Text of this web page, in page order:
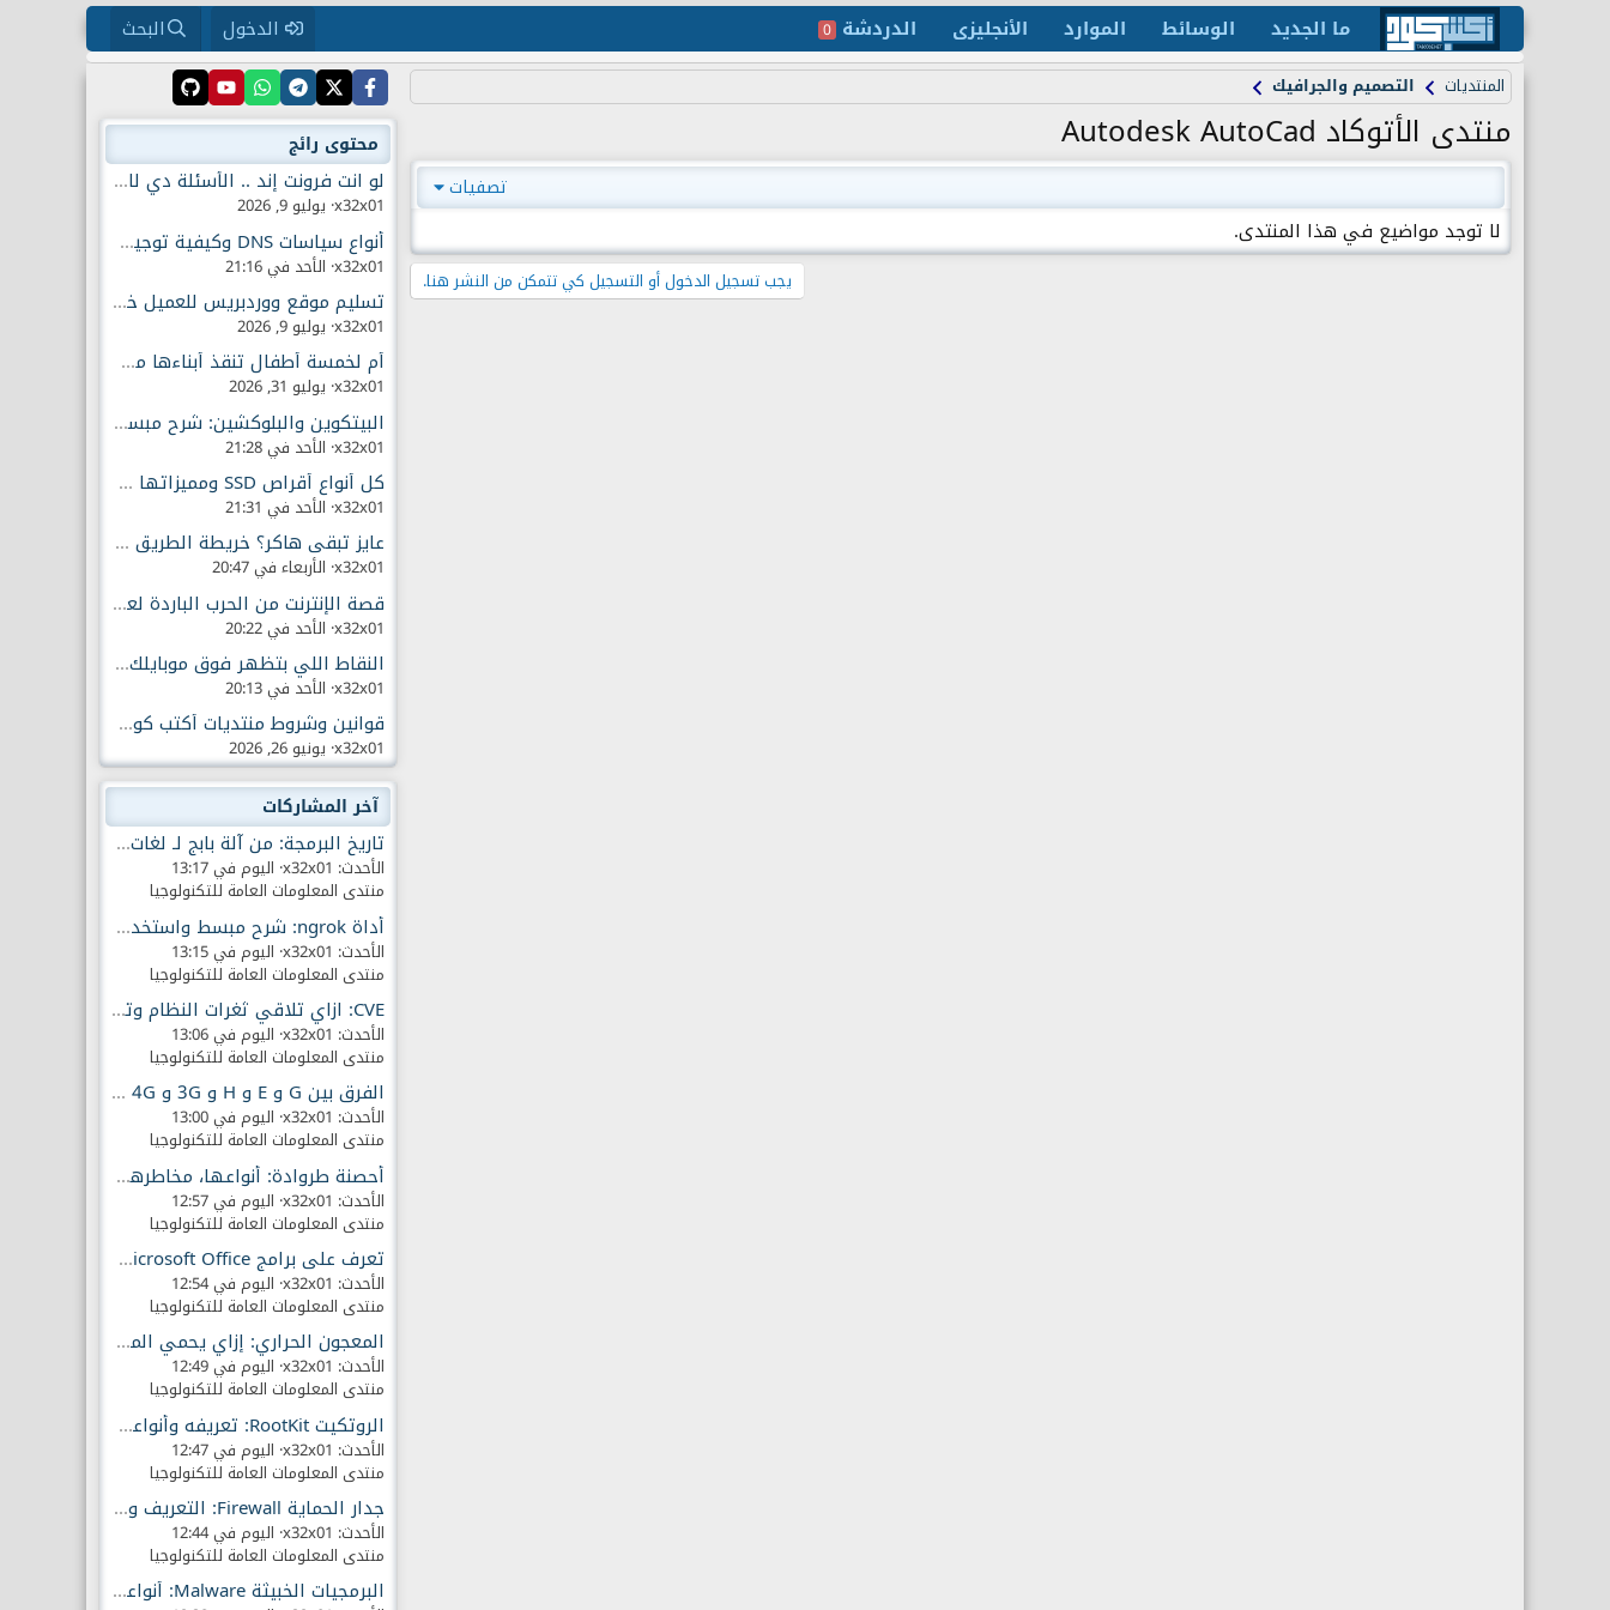
ما الجديد الوسائط الموارد الأنجليزى الدردشة 0 الدخول البحث
المنتديات التصميم والجرافيك
منتدى الأتوكاد Autodesk AutoCad
تصفيات
لا توجد مواضيع في هذا المنتدى.
يجب تسجيل الدخول أو التسجيل كي تتمكن من النشر هنا.
محتوى رائج
لو انت فرونت إند .. الأسئلة دي لازم تكون عارفها
x32x01 يوليو 9, 2026
أنواع سياسات DNS وكيفية توجيه حركة الإنترنت
x32x01 الأحد في 21:16
تسليم موقع ووردبريس للعميل خطوة بخطوة
x32x01 يوليو 9, 2026
أم لخمسة أطفال تنقذ أبناءها من أدمان الهواتف الذكية
x32x01 يوليو 31, 2026
البيتكوين والبلوكشين: شرح مبسط للمبتدئين
x32x01 الأحد في 21:28
كل أنواع أقراص SSD ومميزاتها وسلبياتها
x32x01 الأحد في 21:31
عايز تبقى هاكر؟ خريطة الطريق والمهارات الآن..
x32x01 الأربعاء في 20:47
قصة الإنترنت من الحرب الباردة لعصر الجيل الخامس
x32x01 الأحد في 20:22
النقاط اللي بتظهر فوق موبايلك وخطرها لازم تعرفه
x32x01 الأحد في 20:13
قوانين وشروط منتديات أكتب كود لعلوم الحاسوب
x32x01 يونيو 26, 2026
آخر المشاركات
تاريخ البرمجة: من آلة بابج لـ لغات البرمجة الحديثة
الأحدث: x32x01 اليوم في 13:17
منتدى المعلومات العامة للتكنولوجيا
أداة ngrok: شرح مبسط واستخدامات آمنة وملاحظات!
الأحدث: x32x01 اليوم في 13:15
منتدى المعلومات العامة للتكنولوجيا
CVE: ازاي تلاقي ثغرات النظام وتتعامل معاها بسهولة
الأحدث: x32x01 اليوم في 13:06
منتدى المعلومات العامة للتكنولوجيا
الفرق بين G و E و H و 3G و 4G و 5G بسرعة الانترنت
الأحدث: x32x01 اليوم في 13:00
منتدى المعلومات العامة للتكنولوجيا
أحصنة طروادة: أنواعها، مخاطرها وطرق الحماية!!
الأحدث: x32x01 اليوم في 12:57
منتدى المعلومات العامة للتكنولوجيا
تعرف على برامج Microsoft Office وفوائدها الأساسية
الأحدث: x32x01 اليوم في 12:54
منتدى المعلومات العامة للتكنولوجيا
المعجون الحراري: إزاي يحمي المعالج ويقلل الحرارة
الأحدث: x32x01 اليوم في 12:49
منتدى المعلومات العامة للتكنولوجيا
الروتكيت RootKit: تعريفه وأنواعه وأخطر تأثيراته
الأحدث: x32x01 اليوم في 12:47
منتدى المعلومات العامة للتكنولوجيا
جدار الحماية Firewall: التعريف والأنواع وطريقة العمل
الأحدث: x32x01 اليوم في 12:44
منتدى المعلومات العامة للتكنولوجيا
البرمجيات الخبيثة Malware: أنواعها ومخاطرها!!